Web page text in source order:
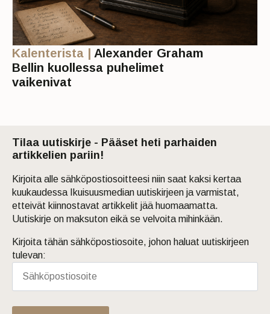
Kalenterista | Alexander Graham
Bellin kuollessa puhelimet
vaikenivat
Tilaa uutiskirje - Pääset heti parhaiden
artikkelien pariin!
Kirjoita alle sähköpostiosoitteesi niin saat kaksi kertaa
kuukaudessa Ikuisuusmedian uutiskirjeen ja varmistat,
etteivät kiinnostavat artikkelit jää huomaamatta.
Uutiskirje on maksuton eikä se velvoita mihinkään.
Kirjoita tähän sähköpostiosoite, johon haluat uutiskirjeen
tulevan: